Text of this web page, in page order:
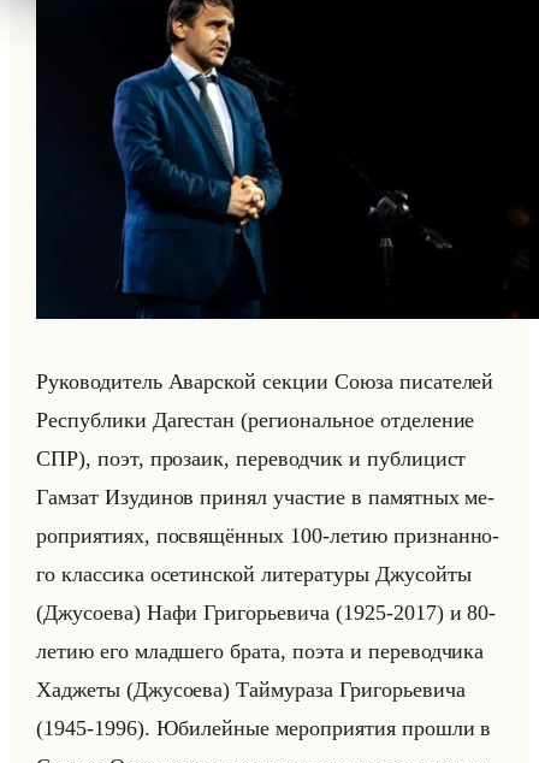
Ру­ко­во­ди­тель Авар­ской сек­ции Союза пи­са­те­лей
Рес­пуб­ли­ки Да­ге­стан (ре­ги­ональное от­де­ле­ние
СПР), поэт, про­за­ик, пе­ре­вод­чик и пуб­ли­цист
Гам­зат Изу­ди­нов при­нял уча­стие в па­мят­ных ме­
ро­при­яти­ях, по­свя­щён­ных 100-летию при­знан­но­
го клас­си­ка осе­тин­ской ли­те­ра­ту­ры Джу­сойты
(Джу­со­ева) Нафи Гри­го­рье­ви­ча (1925-2017) и 80-
летию его млад­ше­го брата, поэта и пе­ре­вод­чи­ка
Хад­же­ты (Джу­со­ева) Тайму­ра­за Гри­го­рье­ви­ча
(1945-1996). Юби­лейные ме­ро­при­ятия про­шли в